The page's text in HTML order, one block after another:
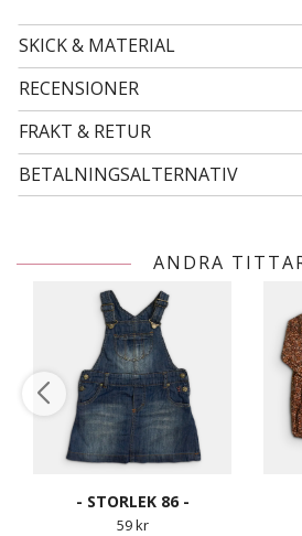
SKICK & MATERIAL
RECENSIONER
FRAKT & RETUR
BETALNINGSALTERNATIV
ANDRA
- STORLEK 86 -
59 kr